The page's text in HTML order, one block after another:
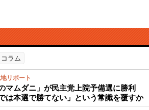
コラム
リポート
マムダニ」が民主党上院予備選に勝利
は本選で勝てない」という常識を覆すか